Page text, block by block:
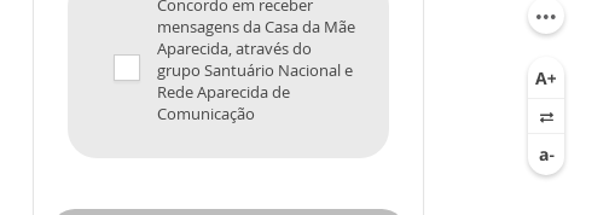
Concordo em receber
mensagens da Casa da Mãe
Aparecida, através do
grupo Santuário Nacional e
Rede Aparecida de
Comunicação